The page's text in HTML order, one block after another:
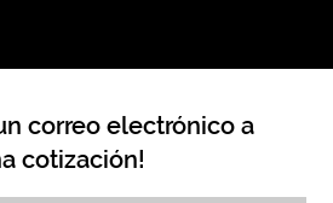
correo electrónico a
cotización!